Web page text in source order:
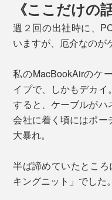
《ここだけの
週２回の出社時に、
いますが、厄介なのが
私のMacBookAirのケ
イプで、しかもデカイ
すると、ケーブルがハ
会社に着く頃にはポ
大暴れ。
半ば諦めていたとこ
キングニット」でした。